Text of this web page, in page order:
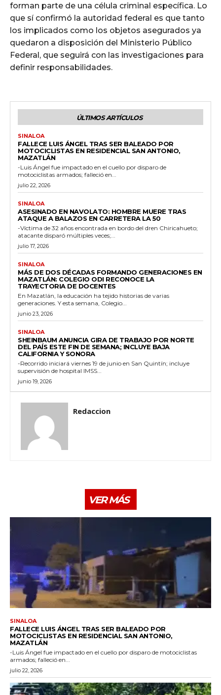
forman parte de una célula criminal específica. Lo
que sí confirmó la autoridad federal es que tanto
los implicados como los objetos asegurados ya
quedaron a disposición del Ministerio Público
Federal, que seguirá con las investigaciones para
definir responsabilidades.
ÚLTIMOS ARTÍCULOS
SINALOA
FALLECE LUIS ÁNGEL TRAS SER BALEADO POR
MOTOCICLISTAS EN RESIDENCIAL SAN ANTONIO,
MAZATLÁN
-Luis Ángel fue impactado en el cuello por disparo de
motociclistas armados; falleció en...
julio 22, 2026
SINALOA
ASESINADO EN NAVOLATO: HOMBRE MUERE TRAS
ATAQUE A BALAZOS EN CARRETERA LA 50
-Víctima de 32 años encontrada en bordo del dren Chiricahueto;
atacante disparó múltiples veces;...
julio 17, 2026
SINALOA
MÁS DE DOS DÉCADAS FORMANDO GENERACIONES EN
MAZATLÁN: COLEGIO ODI RECONOCE LA
TRAYECTORIA DE DOCENTES
En Mazatlán, la educación ha tejido historias de varias
generaciones. Y esta semana, Colegio...
junio 23, 2026
SINALOA
SHEINBAUM ANUNCIA GIRA DE TRABAJO POR NORTE
DEL PAÍS ESTE FIN DE SEMANA; INCLUYE BAJA
CALIFORNIA Y SONORA
-Recorrido iniciará viernes 19 de junio en San Quintín; incluye
supervisión de hospital IMSS...
junio 19, 2026
Redaccion
VER MÁS
SINALOA
FALLECE LUIS ÁNGEL TRAS SER BALEADO POR
MOTOCICLISTAS EN RESIDENCIAL SAN ANTONIO,
MAZATLÁN
-Luis Ángel fue impactado en el cuello por disparo de motociclistas
armados; falleció en...
julio 22, 2026